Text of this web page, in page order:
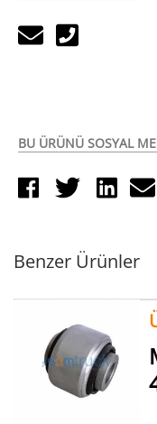
BU ÜRÜNÜ SOSYAL
Benzer Ürünler